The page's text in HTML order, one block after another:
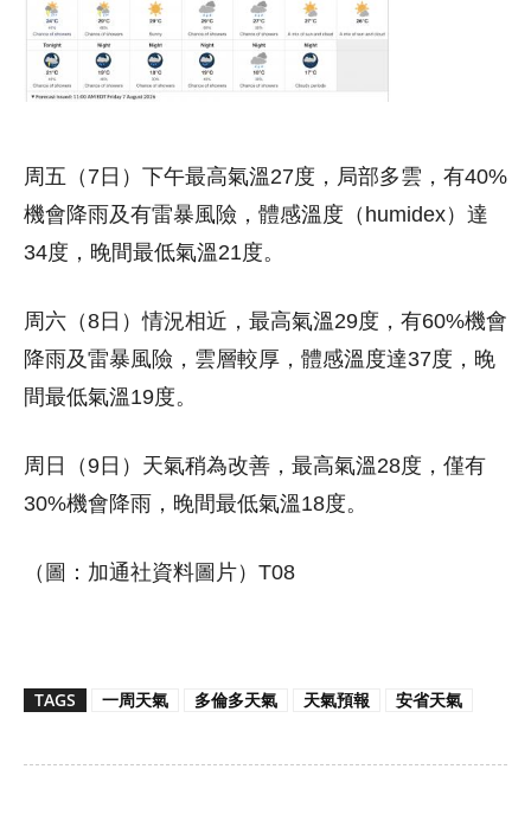
周五（7日）下午最高氣溫27度，局部多雲，有40%
機會降雨及有雷暴風險，體感溫度（humidex）達
34度，晚間最低氣溫21度。
周六（8日）情況相近，最高氣溫29度，有60%機會
降雨及雷暴風險，雲層較厚，體感溫度達37度，晚
間最低氣溫19度。
周日（9日）天氣稍為改善，最高氣溫28度，僅有
30%機會降雨，晚間最低氣溫18度。
（圖：加通社資料圖片）T08
TAGS 一周天氣 多倫多天氣 天氣預報 安省天氣